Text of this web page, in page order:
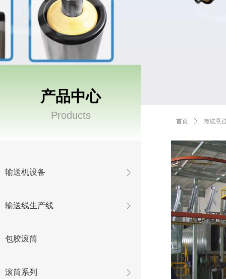
首页 ꄲ 爬坡悬
产品中心
Products
输送机设备 ꁕ
输送线生产线 ꁕ
包胶滚筒
滚筒系列 ꁕ